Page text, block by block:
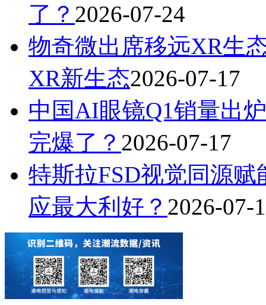
了？ 2026-07-24
物奇微出席移远XR生
XR新生态2026-07-17
中国AI眼镜Q1销量出
完爆了？ 2026-07-17
特斯拉FSD视觉同源
应最大利好？ 2026-07-